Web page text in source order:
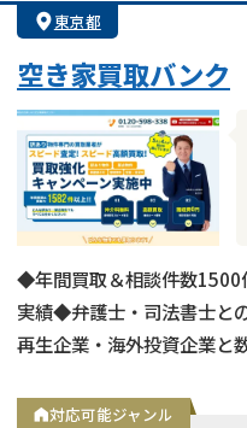
東京都
空き家買取バンク
◆年間買取＆相談件数
実績◆弁護士・司法書士と
再生企業・海外投資企業と
トも可能◆メールとLINE
対応可能ジャンル